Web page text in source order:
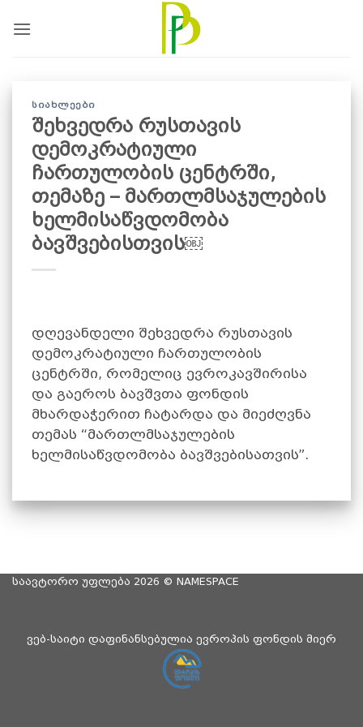
ᲡᲘᲐᲮᲚᲔᲔᲑᲘ
შეხვედრა რუსთავის
დემოკრატიული
ჩართულობის ცენტრში,
თემაზე – მართლმსაჯულების
ხელმისაწვდომობა
ბავშვებისთვის￼
დღევანდელი შეხვედრა რუსთავის
დემოკრატიული ჩართულობის
ცენტრში, რომელიც ევროკავშირისა
და გაეროს ბავშვთა ფონდის
მხარდაჭერით ჩატარდა და მიეძღვნა
თემას “მართლმსაჯულების
ხელმისაწვდომობა ბავშვებისათვის”.
საავტორო უფლება 2026 © NAMESPACE
ვებ-საიტი დაფინანსებულია ევროპის ფონდის მიერ